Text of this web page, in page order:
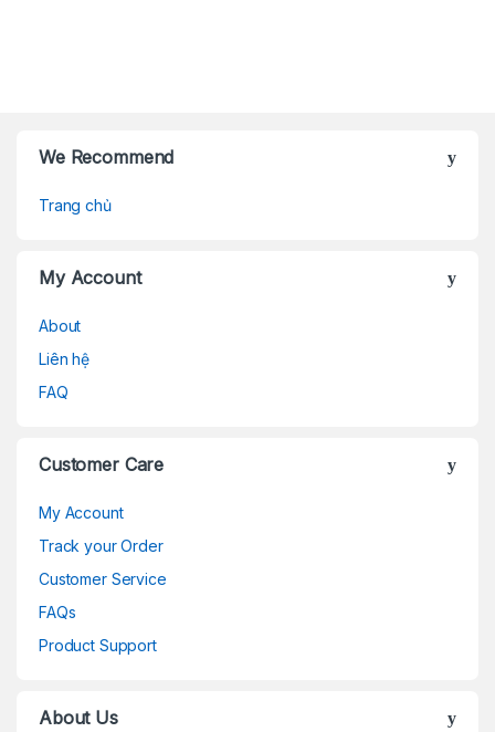
We Recommend
Trang chủ
My Account
About
Liên hệ
FAQ
Customer Care
My Account
Track your Order
Customer Service
FAQs
Product Support
About Us